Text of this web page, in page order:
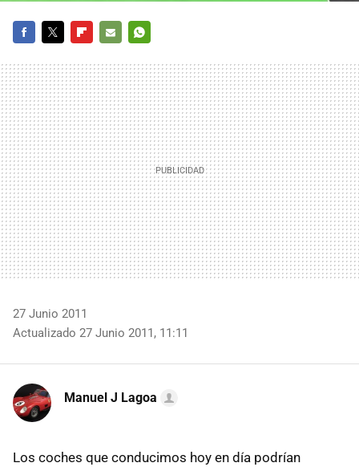
MAIL
27 Junio 2011
Actualizado 27 Junio 2011, 11:11
Manuel J Lagoa
Los coches que conducimos hoy en día podrían